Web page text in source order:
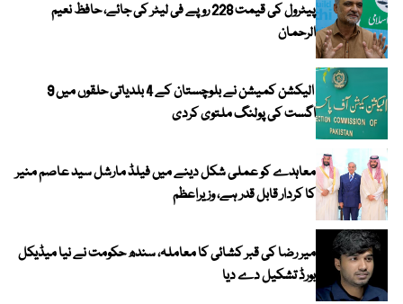
پیٹرول کی قیمت 228 روپے فی لیٹر کی جائے، حافظ نعیم
الرحمان
الیکشن کمیشن نے بلوچستان کے 4 بلدیاتی حلقوں میں 9
اگست کی پولنگ ملتوی کردی
معاہدے کو عملی شکل دینے میں فیلڈ مارشل سید عاصم منیر
کا کردار قابل قدر ہے، وزیراعظم
میر رضا کی قبر کشائی کا معاملہ، سندھ حکومت نے نیا میڈیکل
بورڈ تشکیل دے دیا